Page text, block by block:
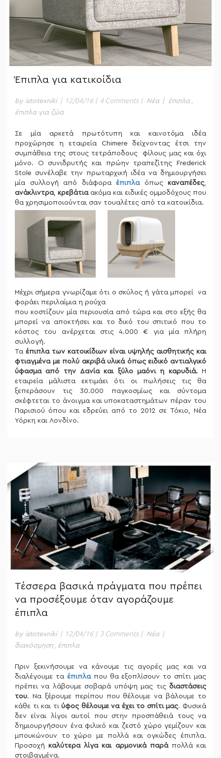
Έπιπλα για κατικοίδια
by istotexniki | 12/04/16 | 4 Comments | Νέα | έπιπλα
έπιπλα για ζώα
Σε μία αρκετά πρωτότυπη και καινοτόμα ιδέα
προχώρησε η εταιρεία Chimere δείχνοντας έτσι την
συμπάθεια της στους τετράποδους φίλους μας και όχι
μόνο. Ο συνιδρυτής και πρώην τραπεζίτης Frederick
Stole συνέλαβε την πρωταρχική ιδέα να δημιουργήσει
μία συλλογή από διάφορα έπιπλαόπως καναπέδες,
ανάκλιντρα, κρεβάτιαακόμα και ειδικές ομμοδόχους που
θα χρησιμοποιούνται σαν τουαλέτες από τα κατοικίδια.
Μέχρι σήμερα γνωρίζαμε ότι ο σκύλος ή γάτα μπορεί να
φοράει περιλαίμια η ρούχα
που κοστίζουν μία περιουσία από τώρα και στο εξής θα
μπορεί να αποκτήσει και το δικό του σπιτικό που το
κόστος του ανέρχεται στις 4.000 € για μία πλήρη
συλλογή.
Τα έπιπλα των κατοικίδιων είναι υψηλής αισθητικής και
φτιαγμένα με πολύ ακριβά υλικά όπως ειδικό αντιαλγικό
ύφασμα από την Δανία και ξύλο μαόνι η καρυδιά. Η
εταιρεία μάλιστα εκτιμάει ότι οι πωλήσεις τις θα
ξεπεράσουν τις 30.000 παγκοσμίως και σύντομα
σκέφτεται το άνοιγμα και υποκαταστημάτων πέραν του
Παρισιού όπου και εδρεύει από το 2012 σε Τόκιο, Νέα
Υόρκη και Λονδίνο.
Τέσσερα βασικά πράγματα που πρέπει
να προσέξουμε όταν αγοράζουμε
έπιπλα
by istotexniki | 12/04/16 | 3 Comments | Νέα |
διακόσμηση έπιπλα
Πριν ξεκινήσουμε να κάνουμε τις αγορές μας και να
διαλέγουμε τα έπιπλαπου θα εξοπλίσουν το σπίτι μας
πρέπει να λάβουμε σοβαρά υπόψη μας τις διαστάσεις
του. Να ξέρουμε περίπου που θέλουμε να βάλουμε το
κάθε τι και τιύφος θέλουμε να έχει το σπίτι μας. Φυσικά
δεν είναι λίγοι αυτοί που στην προσπάθειά τους να
δημιουργήσουν ένα φιλικό και ζεστό χώρο γεμίζουν και
μπουκώνουν το χώρο με πολλά και ογκώδες έπιπλα.
Προσοχήκαλύτερα λίγα και αρμονικά παράπολλά και
στοιβαγμένα.